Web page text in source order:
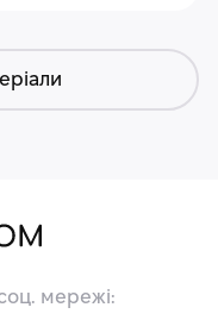
мережі: